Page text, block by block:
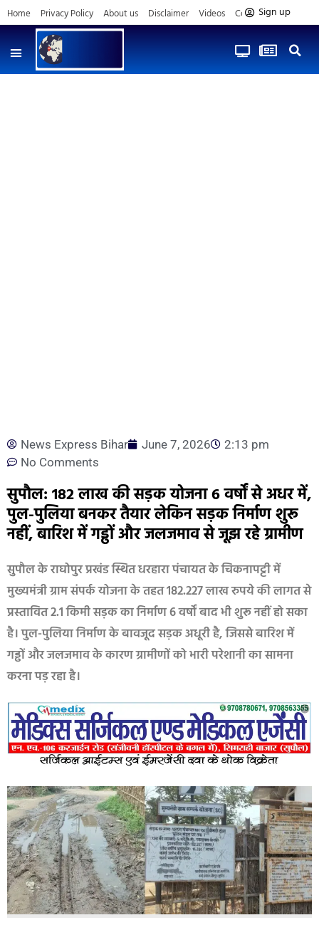
Home Privacy Policy About us Disclaimer Videos Contact us
Sign up
News Express Bihar June 7, 2026
2:13 pm
No Comments
सुपौल: 182 लाख की सड़क योजना 6 वर्षों से अधर में,
पुल-पुलिया बनकर तैयार लेकिन सड़क निर्माण शुरू
नहीं, बारिश में गड्ढों और जलजमाव से जूझ रहे ग्रामीण
सुपौल के राघोपुर प्रखंड स्थित धरहारा पंचायत के चिकनापट्टी में
मुख्यमंत्री ग्राम संपर्क योजना के तहत 182.227 लाख रुपये की लागत से
प्रस्तावित 2.1 किमी सड़क का निर्माण 6 वर्षों बाद भी शुरू नहीं हो सका
है। पुल-पुलिया निर्माण के बावजूद सड़क अधूरी है, जिससे बारिश में
गड्ढों और जलजमाव के कारण ग्रामीणों को भारी परेशानी का सामना
करना पड़ रहा है।